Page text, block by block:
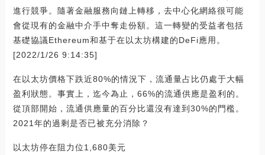
進行競爭。隨著金融服務向鏈上轉移，去中心化網絡很可能
會從現有的金融中介手中奪走份額。這一轉變的受益者包括
基礎協議Ethereum和基于在以太坊構建的DeFi應用。
[2022/1/26 9:14:35]
在以太坊價格下跌近80%的情況下，流通量占比仍處于大幅
盈利狀態。事實上，迄今為止，66%的流通供應是盈利的。
從頂部開始，流通供應量的百分比還沒有達到30%的門檻。
2021年的過剩是否已被充分消除？
以太坊停在阻力位1,680美元